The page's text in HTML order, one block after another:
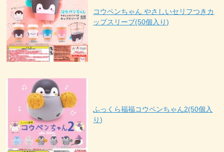
コウペンちゃん やさしいセリフつきカ
ップスリーブ(50個入り)
ふっくら福福コウペンちゃん2(50個入
り)